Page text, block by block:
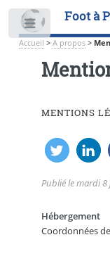
Foot à
Accueil > A propos>
MENTIONS
Publié lemardi 8
Hébergement
Coordonnées